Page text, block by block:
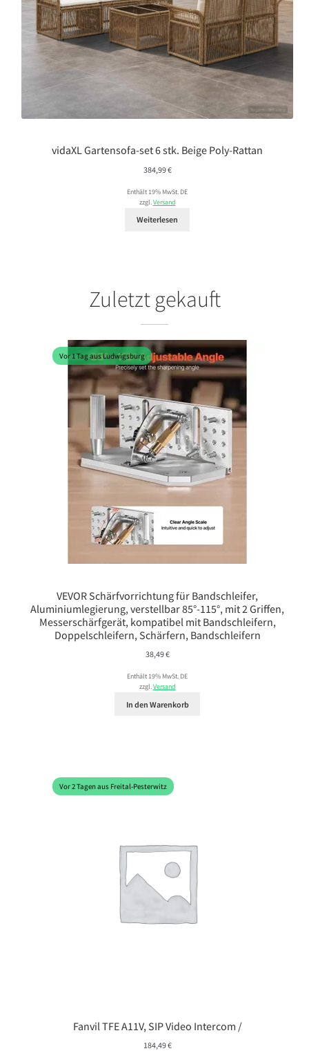
vidaXL Gartensofa-set 6 stk. Beige Poly-Rattan
384,99€
Enthält 19% MwSt. DE
zzgl.Versand
Weiterlesen
Zuletzt gekauft
Vor 1 Tag aus Ludwigsburg
VEVOR Schärfvorrichtung für Bandschleifer,
Aluminiumlegierung, verstellbar 85°-115°, mit 2 Griffen,
Messerschärfgerät, kompatibel mit Bandschleifern,
Doppelschleifern, Schärfern, Bandschleifern
38,49€
Enthält 19% MwSt. DE
zzgl.Versand
In den Warenkorb
Vor 2 Tagen aus Freital-Pesterwitz
Fanvil TFE A11V, SIP Video Intercom /
184,49€